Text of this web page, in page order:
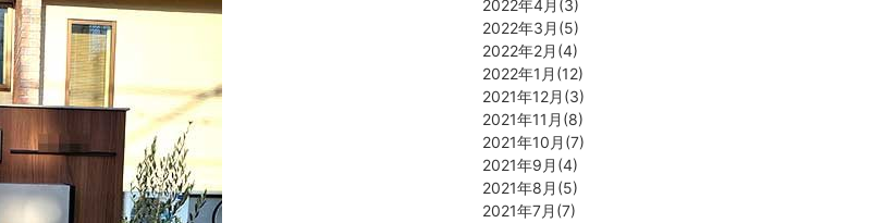
2022年4月(3)
2022年3月(5)
2022年2月(4)
2022年1月(12)
2021年12月(3)
2021年11月(8)
2021年10月(7)
2021年9月(4)
2021年8月(5)
2021年7月(7)